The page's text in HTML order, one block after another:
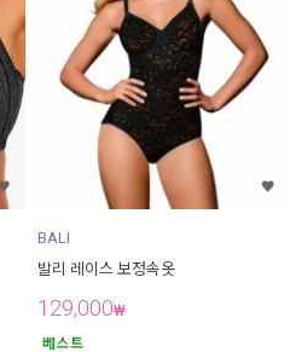
BALI
발리 레이스 보정속옷
129,000₩